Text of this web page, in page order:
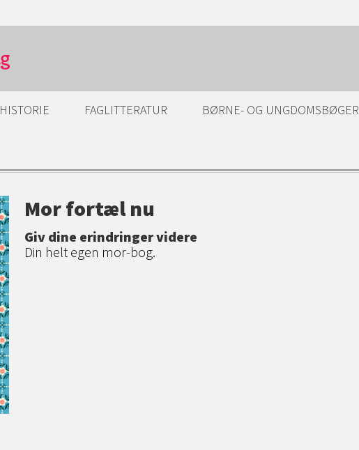
HISTORIE FAGLITTERATUR BØRNE- OG UNGDOMSBØGER
Mor fortæl nu
Giv dine erindringer videre
Din helt egen mor-bog.